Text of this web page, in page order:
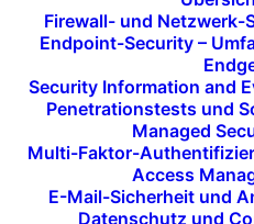
Firewall- und Netzwerk-
Endpoint-Security –
Security Information and
Penetrationstests und
Managed
Multi-Faktor-
Access
E-Mail-Sicherheit und
Datenschutz und
Prototypingund die
Viable Product (MVP)
um neueGeschäftsideen
frühzeitig zu testen und
dieEntwicklungskosten
bieten wir umfassende
Entwicklung von